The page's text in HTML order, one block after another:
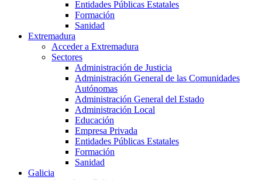
Entidades Públicas Estatales
Formación
Sanidad
Extremadura
Acceder a Extremadura
Sectores
Administración de Justicia
Administración General de las Comunidades
Autónomas
Administración General del Estado
Administración Local
Educación
Empresa Privada
Entidades Públicas Estatales
Formación
Sanidad
Galicia